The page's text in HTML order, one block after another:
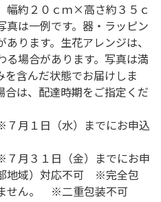
約２０ｃｍ×高さ約３５ｃ
は一例です。器・ラッピン
ります。生花アレンジは、
場合があります。写真は満
含んだ状態でお届けしま
は、配達時期をご指定くだ
月１日（水）までにお申込
月３１日（金）までにお申
地域）対応不可 ※完全包
せん。 ※二重包装不可